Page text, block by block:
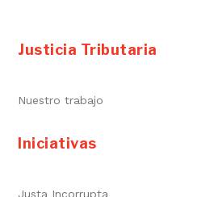
Justicia Tributaria
Nuestro trabajo
Iniciativas
Justa Incorrupta